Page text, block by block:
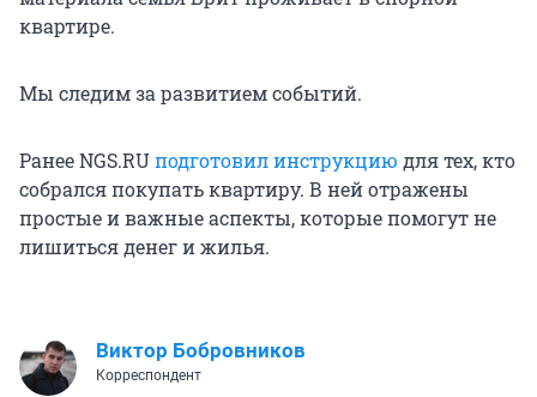
квартире.
Мы следим за развитием событий.
Ранее NGS.RUподготовил инструкцию для тех, кто
собрался покупать квартиру. В ней отражены
простые и важные аспекты, которые помогут не
лишиться денег и жилья.
Виктор Бобровников
Корреспондент